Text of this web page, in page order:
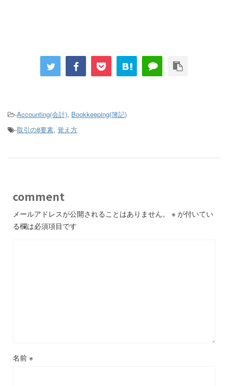
-Accounting(会計), Bookkeeping(簿記)
-取引の8要素, 覚え方
comment
メールアドレスが公開されることはありません。 ※ が付いてい
る欄は必須項目です
名前 ※